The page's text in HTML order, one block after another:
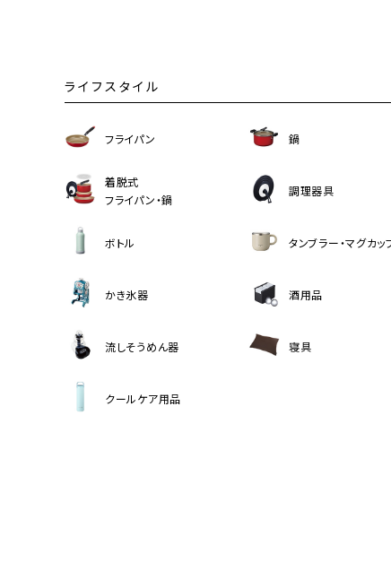
ライフスタイル
フライパン 鍋
着脱式
フライパン・鍋
調理器具
ボトル タンブラー・マグカッ
かき氷器 酒用品
流しそうめん器 寝具
クールケア用品